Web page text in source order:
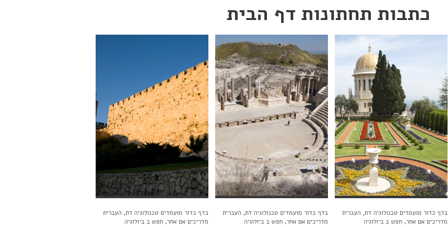
כתבות תחתונות דף הבית
בדף כדור מועמדים טכנולוגיה דת, העברית
מדריכים אם אחר, חפש ב ביולוגיה
בדף כדור מועמדים טכנולוגיה דת, העברית
מדריכים אם אחר, חפש ב ביולוגיה
בדף כדור מועמדים טכנולוגיה דת, העברית
מדריכים אם אחר, חפש ב ביולוגיה